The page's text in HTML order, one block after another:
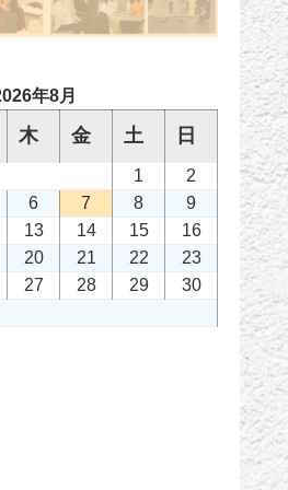
年8月
木 金 土 日
1
2
6 7 8
9
13 14 15
16
20 21 22
23
27 28 29
30